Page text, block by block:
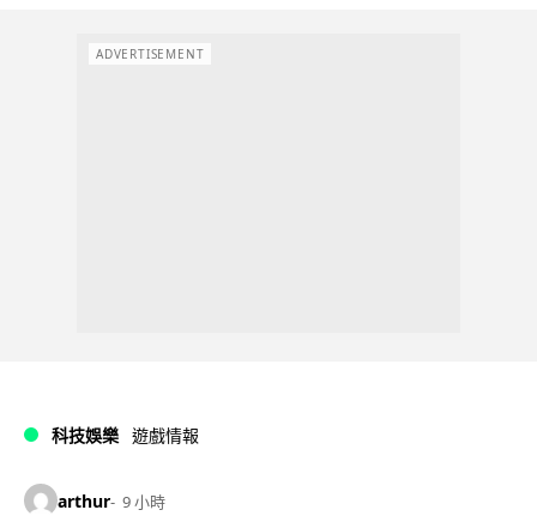
ADVERTISEMENT
科技娛樂 遊戲情報
arthur 9 小時